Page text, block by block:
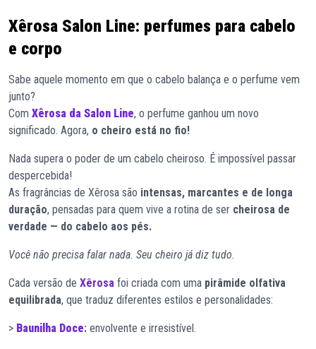
Xêrosa Salon Line: perfumes para cabelo
e corpo
Sabe aquele momento em que o cabelo balança e o perfume vem
junto?
Com Xêrosa da Salon Line, o perfume ganhou um novo
significado. Agora, o cheiro está no fio!
Nada supera o poder de um cabelo cheiroso. É impossível passar
despercebida!
As fragrâncias de Xêrosa são intensas, marcantes e de longa
duração, pensadas para quem vive a rotina de ser cheirosa de
verdade — do cabelo aos pés.
Você não precisa falar nada. Seu cheiro já diz tudo.
Cada versão de Xêrosa foi criada com uma pirâmide olfativa
equilibrada, que traduz diferentes estilos e personalidades:
> Baunilha Doce: envolvente e irresistível.